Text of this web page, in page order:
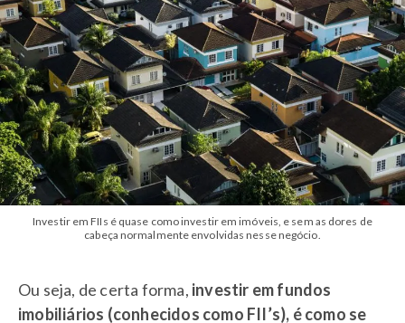
Investir em FIIs é quase como investir em imóveis, e sem as dores de
cabeça normalmente envolvidas nesse negócio.
Ou seja, de certa forma, investir em fundos
imobiliários (conhecidos como FII’s), é como se